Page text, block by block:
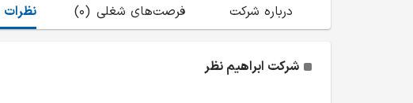
درباره شرکت (0) فرصت‌های شغلی نظرات
شرکت ابراهیم نظر